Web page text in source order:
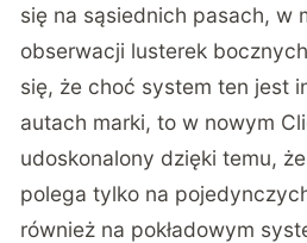
się na sąsiednich pasach, w
obserwacji lusterek
się, że choć system ten jest
autach marki, to w nowym
udoskonalony dzięki temu,
polega tylko na
również na pokładowym